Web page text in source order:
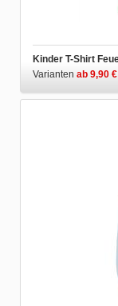
Varianten ab 9,90 €